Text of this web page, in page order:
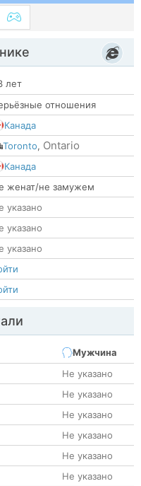
лет
отношения
Канада
Toronto, Ontario
Канада
женат/не замужем
указано
указано
указано
Мужчина
Не указано
Не указано
Не указано
Не указано
Не указано
Не указано